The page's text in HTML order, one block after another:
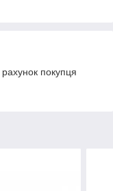
покупця